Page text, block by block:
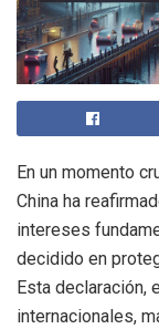
En un momento
China ha
intereses
decidido en
Esta declaración,
internacionales,